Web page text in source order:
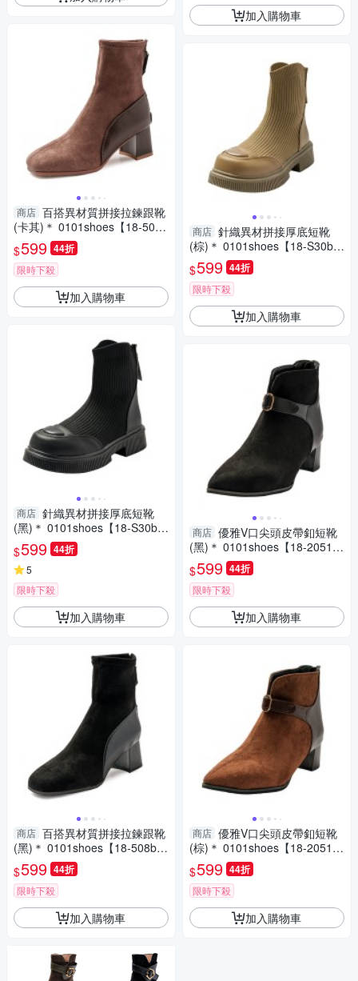
商店 百搭異材質拼接拉鍊跟靴
(卡其)＊ 0101shoes【18-508c
a】【現貨】
$599 44折
限時下殺
加入購物車
商店 針織異材拼接厚底短靴
(黑)＊ 0101shoes【18-S30b
k】【現貨】
$599 44折
5
限時下殺
加入購物車
商店 百搭異材質拼接拉鍊跟靴
(黑)＊ 0101shoes【18-508b
k】【現貨】
$599 44折
限時下殺
加入購物車
加入購物車
商店 針織異材拼接厚底短靴
(棕)＊ 0101shoes【18-S30b
r】【現貨】
$599 44折
限時下殺
加入購物車
商店 優雅V口尖頭皮帶釦短靴
(黑)＊ 0101shoes【18-2051b
k】【現貨】
$599 44折
限時下殺
加入購物車
商店 優雅V口尖頭皮帶釦短靴
(棕)＊ 0101shoes【18-2051b
r】【現貨】
$599 44折
限時下殺
加入購物車